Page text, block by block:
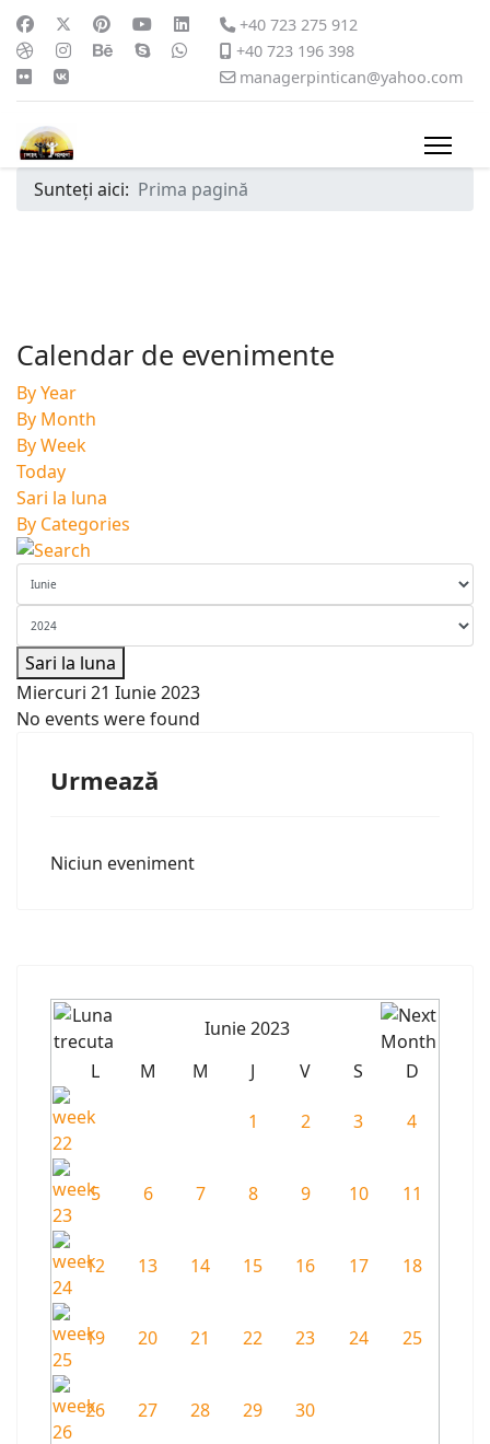
+40 723 275 912
+40 723 196 398
managerpintican@yahoo.com
Sunteți aici: Prima pagină
Calendar de evenimente
By Year
By Month
By Week
Today
Sari la luna
By Categories
Sari la luna
Miercuri 21 Iunie 2023
No events were found
Urmează
Niciun eveniment
Iunie 2023
L
M M J V S D
1 2 3 4
5 6 7 8 9 10 11
12 13 14 15 16 17 18
19 20 21 22 23 24 25
26 27 28 29 30